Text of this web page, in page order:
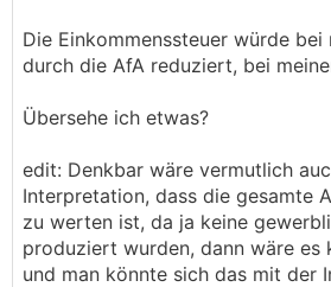
Die Einkommenssteuer würde
durch die AfA reduziert, bei
Übersehe ich etwas?
edit: Denkbar wäre vermutlich
Interpretation, dass die gesamte
zu werten ist, da ja keine
produziert wurden, dann wäre es
und man könnte sich das mit der